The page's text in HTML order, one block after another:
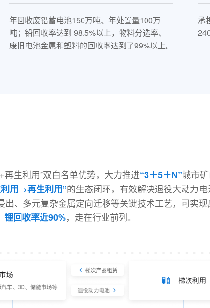
年回收废铅蓄电池150万吨、年处置量100万
吨；铅回收率达到 98.5%以上，物料分选率、
废旧电池金属和塑料的回收率达到了99%以上。
承
生利用”双白名单优势，大力推进“3＋5＋N”城市
用→再生利用”的生态闭环，有效解决退役大动力电
、多元复杂金属定向迁移等关键技术工艺，可实现
锂回收率近90%，走在行业前列。